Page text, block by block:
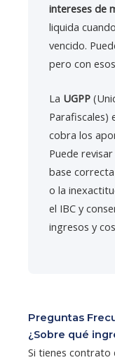
intereses de
liquida
vencido.
pero con
La UGPP
Parafiscales)
cobra los
Puede
base
o la
el IBC y
ingresos y
Preguntas
¿Sobre qué
Si tienes contrato